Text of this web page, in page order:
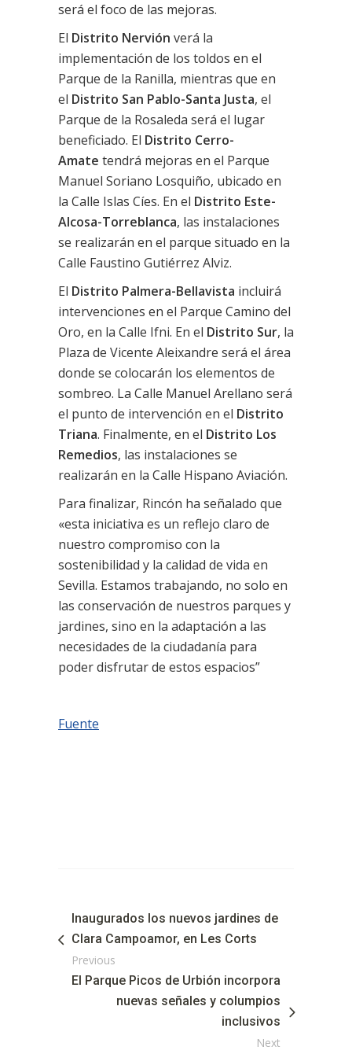
será el foco de las mejoras.
El Distrito Nervión verá la
implementación de los toldos en el
Parque de la Ranilla, mientras que en
el Distrito San Pablo-Santa Justa, el
Parque de la Rosaleda será el lugar
beneficiado. El Distrito Cerro-
Amate tendrá mejoras en el Parque
Manuel Soriano Losquiño, ubicado en
la Calle Islas Cíes. En el Distrito Este-
Alcosa-Torreblanca, las instalaciones
se realizarán en el parque situado en la
Calle Faustino Gutiérrez Alviz.
El Distrito Palmera-Bellavista incluirá
intervenciones en el Parque Camino del
Oro, en la Calle Ifni. En el Distrito Sur, la
Plaza de Vicente Aleixandre será el área
donde se colocarán los elementos de
sombreo. La Calle Manuel Arellano será
el punto de intervención en el Distrito
Triana. Finalmente, en el Distrito Los
Remedios, las instalaciones se
realizarán en la Calle Hispano Aviación.
Para finalizar, Rincón ha señalado que
«esta iniciativa es un reflejo claro de
nuestro compromiso con la
sostenibilidad y la calidad de vida en
Sevilla. Estamos trabajando, no solo en
las conservación de nuestros parques y
jardines, sino en la adaptación a las
necesidades de la ciudadanía para
poder disfrutar de estos espacios”
Fuente
Inaugurados los nuevos jardines de
Clara Campoamor, en Les Corts
Previous
El Parque Picos de Urbión incorpora
nuevas señales y columpios
inclusivos
Next